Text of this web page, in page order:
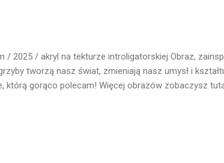
/ 2025 / akryl na tekturze introligatorskiej Obraz,
tworzą nasz świat, zmieniają nasz umysł i
którą gorąco polecam! Więcej obrazów zobaczysz